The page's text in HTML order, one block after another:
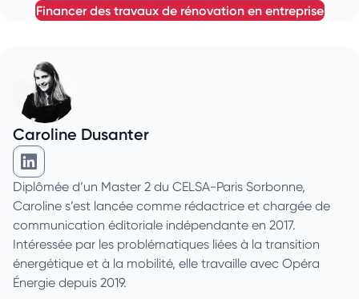
financer des travaux de rénovation en entreprise
Caroline Dusanter
Caroline Dusanter sur Linkedin
Diplômée d’un Master 2 du CELSA-Paris Sorbonne,
Caroline s’est lancée comme rédactrice et chargée de
communication éditoriale indépendante en 2017.
Intéressée par les problématiques liées à la transition
énergétique et à la mobilité, elle travaille avec Opéra
Énergie depuis 2019.